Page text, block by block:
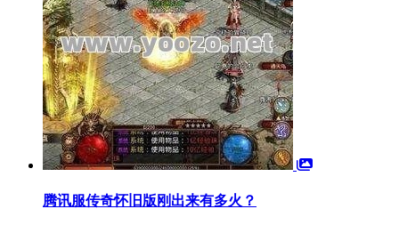
腾讯服传奇怀旧版刚出来有多火？